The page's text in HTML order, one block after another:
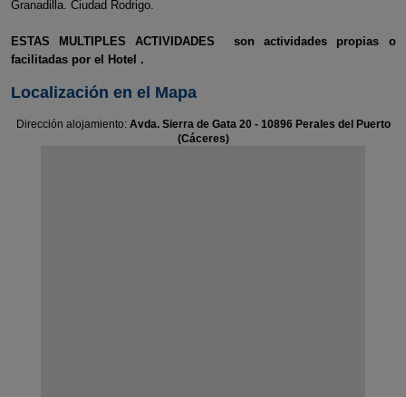
Granadilla. Ciudad Rodrigo.
ESTAS MULTIPLES ACTIVIDADES son actividades propias o
facilitadas por el Hotel .
Localización en el Mapa
Dirección alojamiento: Avda. Sierra de Gata 20 - 10896 Perales del Puerto
(Cáceres)